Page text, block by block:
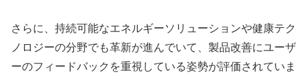
さらに、持続可能なエネルギーソリューションや健康テク
ノロジーの分野でも革新が進んでいて、製品改善にユーザ
ーのフィードバックを重視している姿勢が評価されていま